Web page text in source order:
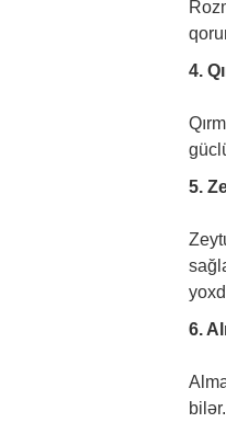
4.
5.
6.
bilər.